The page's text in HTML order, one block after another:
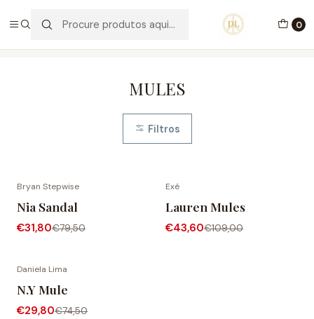
0
PORTES GRÁTIS ACIMA DE 70€ PORTUGAL CONTINENTAL
MULES
Filtros
Bryan Stepwise
Nia Sandal
€31,80€79,50
Exé
Lauren Mules
€43,60€109,00
Daniela Lima
N.Y Mule
€29,80€74,50